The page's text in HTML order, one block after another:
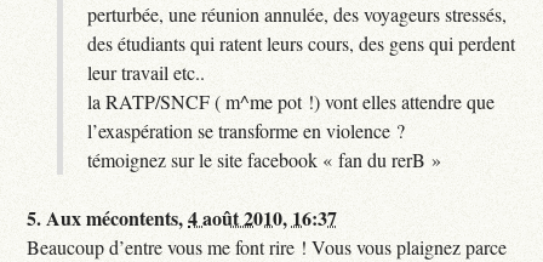
perturbée, une réunion annulée, des voyageurs stressés,
des étudiants qui ratent leurs cours, des gens qui perdent
leur travail etc..
la RATP/SNCF ( m^me pot !) vont elles attendre que
l’exaspération se transforme en violence ?
témoignez sur le site facebook « fan du rerB »
5.Aux mécontents,4 août 2010, 16:37
Beaucoup d’entre vous me font rire ! Vous vous plaignez parce